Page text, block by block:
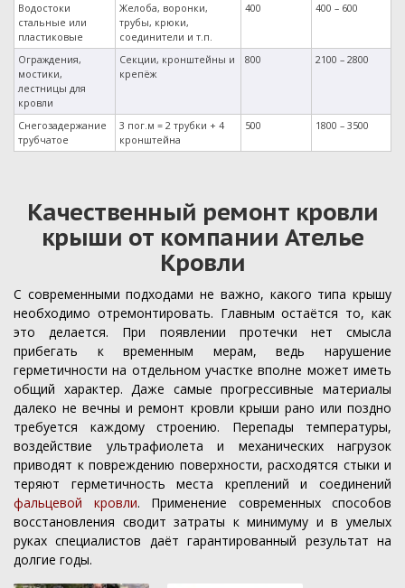
Водостоки
стальные или
пластиковые
Желоба, воронки,
трубы, крюки,
соединители и т.п.
400 400 – 600
Ограждения,
мостики,
лестницы для
кровли
Секции, кронштейны и
крепёж
800 2100 – 2800
Снегозадержание
трубчатое
3 пог.м = 2 трубки + 4
кронштейна
500 1800 – 3500
Качественный ремонт кровли
крыши от компании Ателье
Кровли
С современными подходами не важно, какого типа крышу
необходимо отремонтировать. Главным остаётся то, как
это делается. При появлении протечки нет смысла
прибегать к временным мерам, ведь нарушение
герметичности на отдельном участке вполне может иметь
общий характер. Даже самые прогрессивные материалы
далеко не вечны и ремонт кровли крыши рано или поздно
требуется каждому строению. Перепады температуры,
воздействие ультрафиолета и механических нагрузок
приводят к повреждению поверхности, расходятся стыки и
теряют герметичность места креплений и соединений
фальцевой кровли. Применение современных способов
восстановления сводит затраты к минимуму и в умелых
руках специалистов даёт гарантированный результат на
долгие годы.